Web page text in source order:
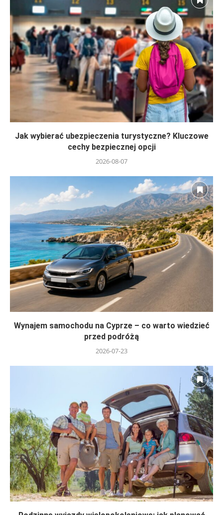
Jak wybierać ubezpieczenia turystyczne? Kluczowe
cechy bezpiecznej opcji
2026-08-07
Wynajem samochodu na Cyprze – co warto wiedzieć
przed podróżą
2026-07-23